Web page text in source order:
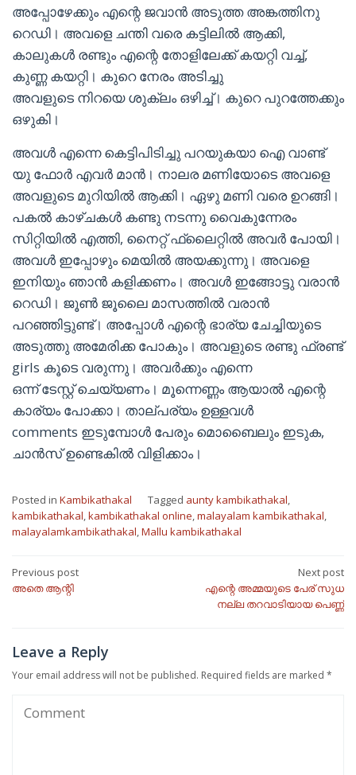
അപ്പോഴേക്കും എന്റെ ജവാൻ അടുത്ത അങ്കത്തിനു
റെഡി। അവളെ ചന്തി വരെ കട്ടിലിൽ ആക്കി,
കാലുകൾ രണ്ടും എന്റെ തോളിലേക്ക് കയറ്റി വച്ച്,
കുണ്ണ കയറ്റി। കുറെ നേരം അടിച്ചു
അവളുടെ നിറയെ ശുക്ലം ഒഴിച്ച്। കുറെ പുറത്തേക്കും
ഒഴുകി।
അവൾ എന്നെ കെട്ടിപിടിച്ചു പറയുകയാ ഐ വാണ്ട്
യു ഫോർ എവർ മാൻ। നാലര മണിയോടെ അവളെ
അവളുടെ മുറിയിൽ ആക്കി। ഏഴു മണി വരെ ഉറങ്ങി।
പകൽ കാഴ്ചകൾ കണ്ടു നടന്നു വൈകുന്നേരം
സിറ്റിയിൽ എത്തി, നൈറ്റ് ഫ്ലൈറ്റിൽ അവർ പോയി।
അവൾ ഇപ്പോഴും മെയിൽ അയക്കുന്നു। അവളെ
ഇനിയും ഞാൻ കളിക്കണം। അവൾ ഇങ്ങോട്ടു വരാൻ
റെഡി। ജൂൺ ജൂലൈ മാസത്തിൽ വരാൻ
പറഞ്ഞിട്ടുണ്ട്। അപ്പോൾ എന്റെ ഭാര്യ ചേച്ചിയുടെ
അടുത്തു അമേരിക്ക പോകും। അവളുടെ രണ്ടു ഫ്രണ്ട്
girls കൂടെ വരുന്നു। അവർക്കും എന്നെ
ഒന്ന് ടേസ്റ്റ് ചെയ്യണം। മൂന്നെണ്ണം ആയാൽ എന്റെ
കാര്യം പോക്കാ। താല്പര്യം ഉള്ളവൾ
comments ഇടുമ്പോൾ പേരും മൊബൈലും ഇടുക,
ചാൻസ് ഉണ്ടെകിൽ വിളിക്കാം।
Posted in Kambikathakal Tagged aunty kambikathakal,
kambikathakal,kambikathakal online,malayalam kambikathakal,
malayalamkambikathakal,Mallu kambikathakal
Post
navigation
Previous post
അതെ ആന്റി
Next post
എന്റെ അമ്മയുടെ പേര് സുധ
നല്ല തറവാടിയായ പെണ്ണ്
Leave a Reply
Your email address will not be published. Required fields are marked *